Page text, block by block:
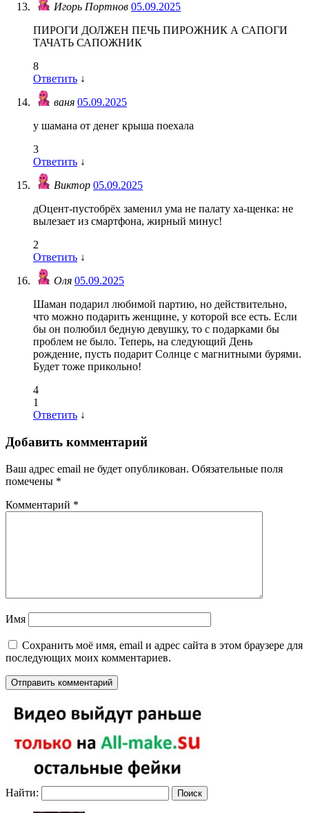
Игорь Портнов 05.09.2025
ПИРОГИ ДОЛЖЕН ПЕЧЬ ПИРОЖНИК А САПОГИ
ТАЧАТЬ САПОЖНИК
8
Ответить ↓
ваня 05.09.2025
у шамана от денег крыша поехала
3
Ответить ↓
Виктор 05.09.2025
дОцент-пустобрёх заменил ума не палату ха-щенка: не
вылезает из смартфона, жирный минус!
2
Ответить ↓
Оля 05.09.2025
Шаман подарил любимой партию, но действительно,
что можно подарить женщине, у которой все есть. Если
бы он полюбил бедную девушку, то с подарками бы
проблем не было. Теперь, на следующий День
рождение, пусть подарит Солнце с магнитными бурями.
Будет тоже прикольно!
4
1
Ответить ↓
Добавить комментарий
Ваш адрес email не будет опубликован. Обязательные поля
помечены *
Комментарий *
Имя
Сохранить моё имя, email и адрес сайта в этом браузере для
последующих моих комментариев.
Найти: